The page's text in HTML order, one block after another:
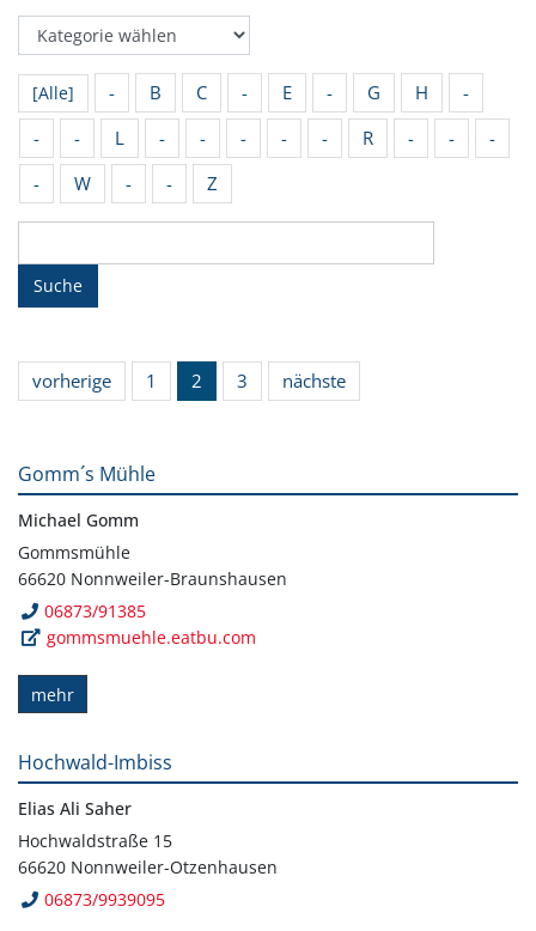
[Alle] - B C - E - G H
-
-
- L - - - - - R - -
-
-
W - - Z
Suche
vorherige 1 2 3 nächste
Gomm´s Mühle
Michael Gomm
Gommsmühle
66620 Nonnweiler-Braunshausen
06873/91385
gommsmuehle.eatbu.com
mehr
Hochwald-Imbiss
Elias Ali Saher
Hochwaldstraße 15
66620 Nonnweiler-Otzenhausen
06873/9939095